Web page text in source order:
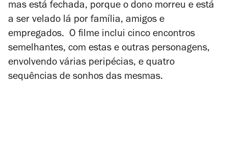
mas está fechada, porque o dono morreu e está
a ser velado lá por família, amigos e
empregados. O filme inclui cinco encontros
semelhantes, com estas e outras personagens,
envolvendo várias peripécias, e quatro
sequências de sonhos das mesmas.